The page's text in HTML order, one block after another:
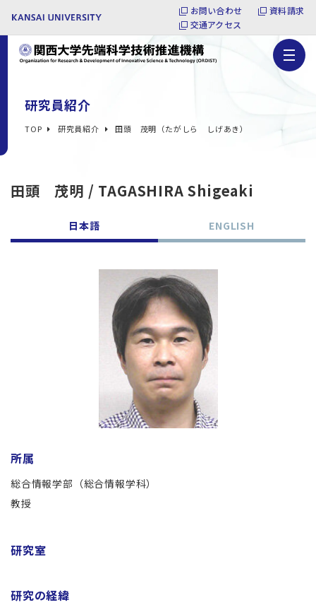
お問い合わせ
資料請求
交通アクセス
研究員紹介
TOP 研究員紹介 田頭 茂明（たがしら しげあき）
田頭 茂明 / TAGASHIRA Shigeaki
日本語 ENGLISH
所属
総合情報学部（総合情報学科）
教授
研究室
研究の経緯